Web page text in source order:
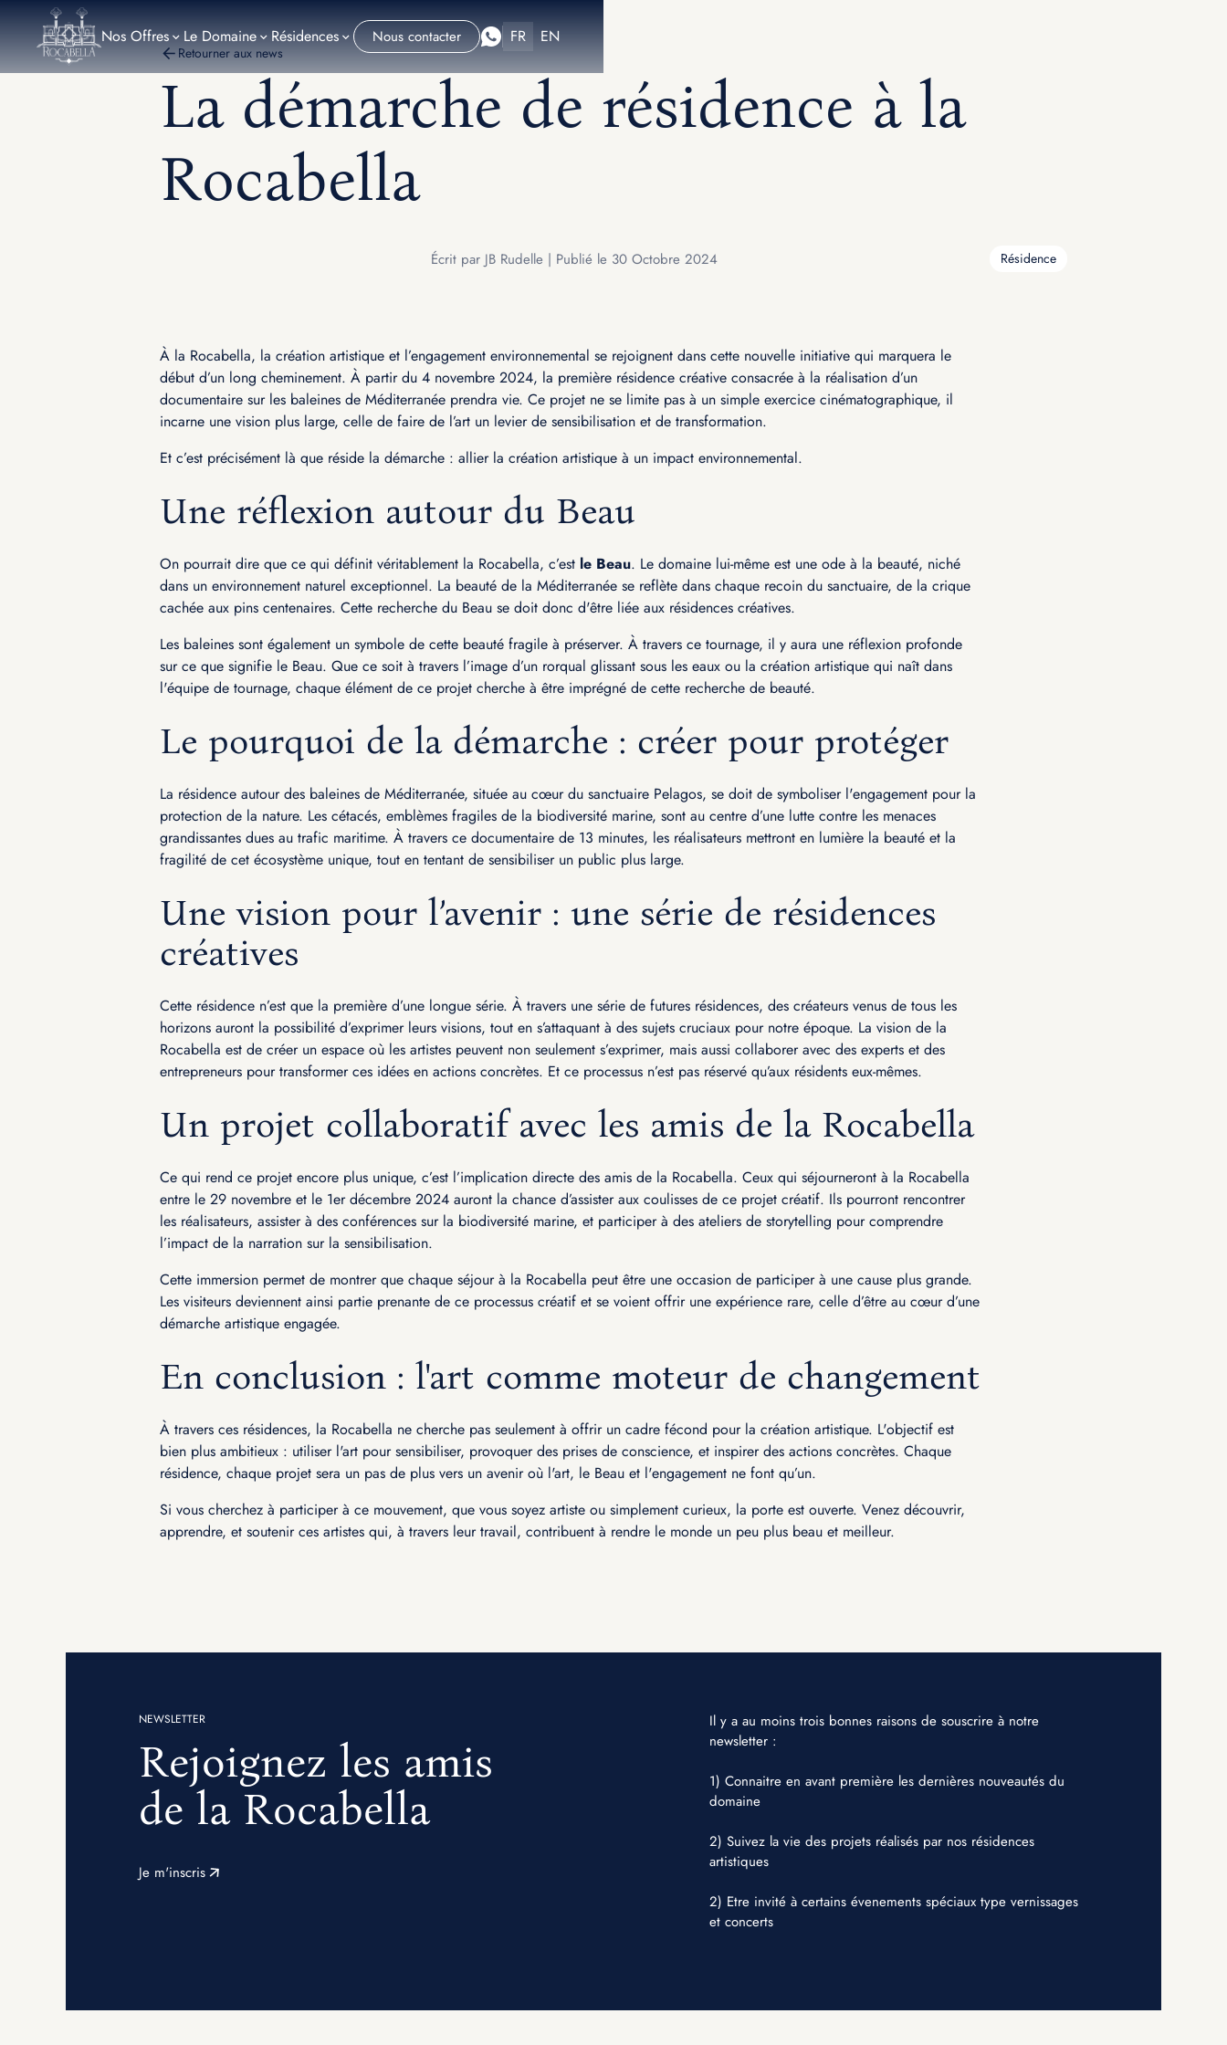
NosOffres Le Domaine Résidences Nous contacter FR EN
Retourner aux news
La démarche de résidence à la
Rocabella
Écrit par JB Rudelle | Publié le 30 Octobre 2024 Résidence
À la Rocabella, la création artistique et l’engagement environnemental se rejoignent dans cette nouvelle initiative qui marquera le
début d’un long cheminement. À partir du 4 novembre 2024, la première résidence créative consacrée à la réalisation d’un
documentaire sur les baleines de Méditerranée prendra vie. Ce projet ne se limite pas à un simple exercice cinématographique, il
incarne une vision plus large, celle de faire de l’art un levier de sensibilisation et de transformation.
Et c’est précisément là que réside la démarche : allier la création artistique à un impact environnemental.
Une réflexion autour du Beau
On pourrait dire que ce qui définit véritablement la Rocabella, c’est le Beau. Le domaine lui-même est une ode à la beauté, niché
dans un environnement naturel exceptionnel. La beauté de la Méditerranée se reflète dans chaque recoin du sanctuaire, de la crique
cachée aux pins centenaires. Cette recherche du Beau se doit donc d'être liée aux résidences créatives.
Les baleines sont également un symbole de cette beauté fragile à préserver. À travers ce tournage, il y aura une réflexion profonde
sur ce que signifie le Beau. Que ce soit à travers l’image d’un rorqual glissant sous les eaux ou la création artistique qui naît dans
l'équipe de tournage, chaque élément de ce projet cherche à être imprégné de cette recherche de beauté.
Le pourquoi de la démarche : créer pour protéger
La résidence autour des baleines de Méditerranée, située au cœur du sanctuaire Pelagos, se doit de symboliser l'engagement pour la
protection de la nature. Les cétacés, emblèmes fragiles de la biodiversité marine, sont au centre d’une lutte contre les menaces
grandissantes dues au trafic maritime. À travers ce documentaire de 13 minutes, les réalisateurs mettront en lumière la beauté et la
fragilité de cet écosystème unique, tout en tentant de sensibiliser un public plus large.
Une vision pour l’avenir : une série de résidences
créatives
Cette résidence n’est que la première d’une longue série. À travers une série de futures résidences, des créateurs venus de tous les
horizons auront la possibilité d’exprimer leurs visions, tout en s’attaquant à des sujets cruciaux pour notre époque. La vision de la
Rocabella est de créer un espace où les artistes peuvent non seulement s’exprimer, mais aussi collaborer avec des experts et des
entrepreneurs pour transformer ces idées en actions concrètes. Et ce processus n’est pas réservé qu’aux résidents eux-mêmes.
Un projet collaboratif avec les amis de la Rocabella
Ce qui rend ce projet encore plus unique, c’est l’implication directe des amis de la Rocabella. Ceux qui séjourneront à la Rocabella
entre le 29 novembre et le 1er décembre 2024 auront la chance d’assister aux coulisses de ce projet créatif. Ils pourront rencontrer
les réalisateurs, assister à des conférences sur la biodiversité marine, et participer à des ateliers de storytelling pour comprendre
l’impact de la narration sur la sensibilisation.
Cette immersion permet de montrer que chaque séjour à la Rocabella peut être une occasion de participer à une cause plus grande.
Les visiteurs deviennent ainsi partie prenante de ce processus créatif et se voient offrir une expérience rare, celle d’être au cœur d’une
démarche artistique engagée.
En conclusion : l'art comme moteur de changement
À travers ces résidences, la Rocabella ne cherche pas seulement à offrir un cadre fécond pour la création artistique. L'objectif est
bien plus ambitieux : utiliser l'art pour sensibiliser, provoquer des prises de conscience, et inspirer des actions concrètes. Chaque
résidence, chaque projet sera un pas de plus vers un avenir où l'art, le Beau et l'engagement ne font qu’un.
Si vous cherchez à participer à ce mouvement, que vous soyez artiste ou simplement curieux, la porte est ouverte. Venez découvrir,
apprendre, et soutenir ces artistes qui, à travers leur travail, contribuent à rendre le monde un peu plus beau et meilleur.
NEWSLETTER
Rejoignez les amis
de la Rocabella
Je m'inscris
Il y a au moins trois bonnes raisons de souscrire à notre
newsletter :
1) Connaitre en avant première les dernières nouveautés du
domaine
2) Suivez la vie des projets réalisés par nos résidences
artistiques
2) Etre invité à certains évenements spéciaux type vernissages
et concerts